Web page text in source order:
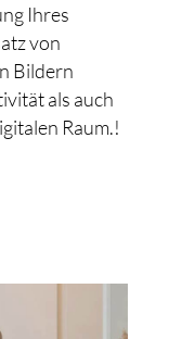
Ihres
von
Bildern
als auch
Raum.!